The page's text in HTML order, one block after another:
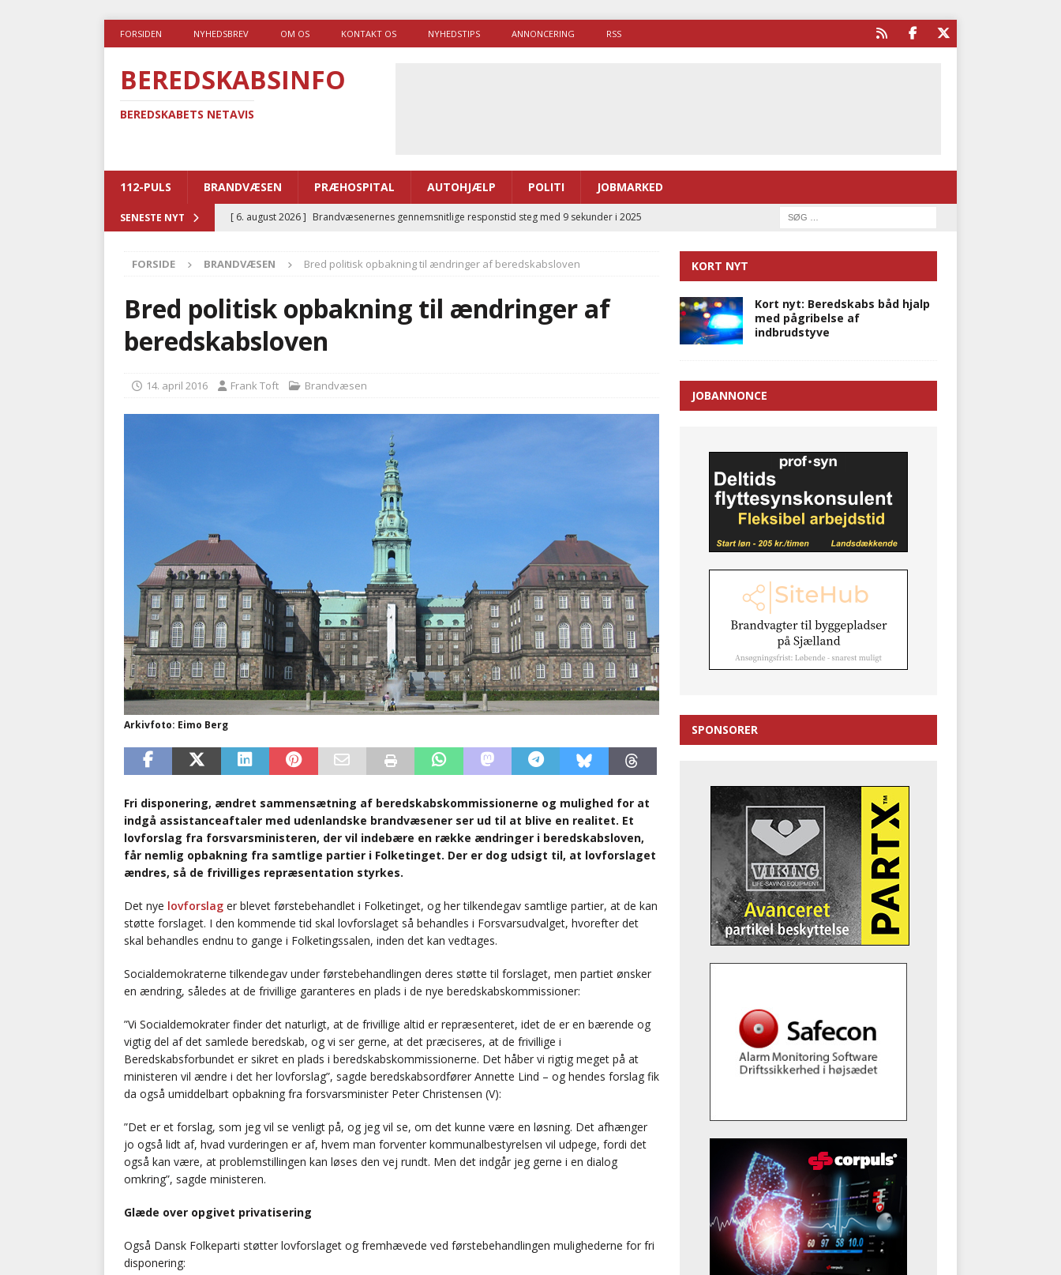
FORSIDEN NYHEDSBREV OM OS KONTAKT OS NYHEDSTIPS ANNONCERING RSS
BEREDSKABSINFO
BEREDSKABETS NETAVIS
112-PULS BRANDVÆSEN PRÆHOSPITAL AUTOHJÆLP POLITI JOBMARKED
SENESTE NYT [ 6. august 2026 ] Brandvæsenernes gennemsnitlige responstid steg med 9 sekunder i 2025
[ 5. august 2026 ] Advarer: Udløb af sygetransporttilladelser kan sende 400.000 kørsler over
i det offentlige
PRÆHOSPITAL
[ 5. august 2026 ]
Ny ambulance og el-sygetransportvogn til Samsø
PRÆHOSPITAL
[ 4. august 2026 ] Brandvæsenerne brugte lidt længere tid på at komme af sted i 2025
BRANDVÆSEN
FORSIDE BRANDVÆSEN Bred politisk opbakning til ændringer af beredskabsloven
Bred politisk opbakning til ændringer af
beredskabsloven
14. april 2016 Frank Toft Brandvæsen
Arkivfoto: Eimo Berg
Fri disponering, ændret sammensætning af beredskabskommissionerne og mulighed for at
indgå assistanceaftaler med udenlandske brandvæsener ser ud til at blive en realitet. Et
lovforslag fra forsvarsministeren, der vil indebære en række ændringer i beredskabsloven,
får nemlig opbakning fra samtlige partier i Folketinget. Der er dog udsigt til, at lovforslaget
ændres, så de frivilliges repræsentation styrkes.
Det nye lovforslag er blevet førstebehandlet i Folketinget, og her tilkendegav samtlige partier, at de kan
støtte forslaget. I den kommende tid skal lovforslaget så behandles i Forsvarsudvalget, hvorefter det
skal behandles endnu to gange i Folketingssalen, inden det kan vedtages.
Socialdemokraterne tilkendegav under førstebehandlingen deres støtte til forslaget, men partiet ønsker
en ændring, således at de frivillige garanteres en plads i de nye beredskabskommissioner:
”Vi Socialdemokrater finder det naturligt, at de frivillige altid er repræsenteret, idet de er en bærende og
vigtig del af det samlede beredskab, og vi ser gerne, at det præciseres, at de frivillige i
Beredskabsforbundet er sikret en plads i beredskabskommissionerne. Det håber vi rigtig meget på at
ministeren vil ændre i det her lovforslag”, sagde beredskabsordfører Annette Lind – og hendes forslag fik
da også umiddelbart opbakning fra forsvarsminister Peter Christensen (V):
”Det er et forslag, som jeg vil se venligt på, og jeg vil se, om det kunne være en løsning. Det afhænger
jo også lidt af, hvad vurderingen er af, hvem man forventer kommunalbestyrelsen vil udpege, fordi det
også kan være, at problemstillingen kan løses den vej rundt. Men det indgår jeg gerne i en dialog
omkring”, sagde ministeren.
Glæde over opgivet privatisering
Også Dansk Folkeparti støtter lovforslaget og fremhævede ved førstebehandlingen mulighederne for fri
disponering:
KORT NYT
Kort nyt: Beredskabs båd hjalp
med pågribelse af
indbrudstyve
JOBANNONCE
SPONSORER